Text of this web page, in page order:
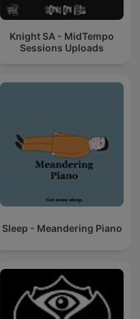
Knight SA - MidTempo
Sessions Uploads
Sleep - Meandering Piano